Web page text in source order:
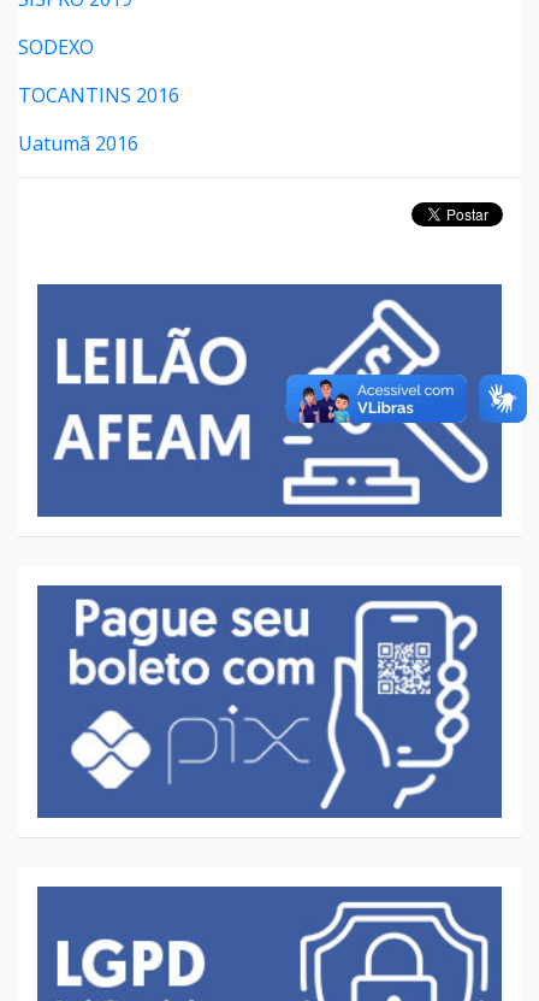
SODEXO
TOCANTINS 2016
Uatumã 2016